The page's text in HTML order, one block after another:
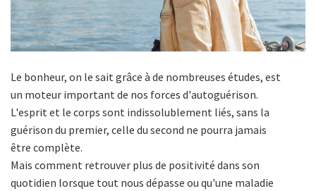
Le bonheur, on le sait grâce à de nombreuses études, est
un moteur important de nos forces d'autoguérison.
L'esprit et le corps sont indissolublement liés, sans la
guérison du premier, celle du second ne pourra jamais
être complète.
Mais comment retrouver plus de positivité dans son
quotidien lorsque tout nous dépasse ou qu'une maladie